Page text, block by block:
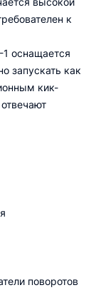
к
1 оснащается
запускать как
кик-
поворотов